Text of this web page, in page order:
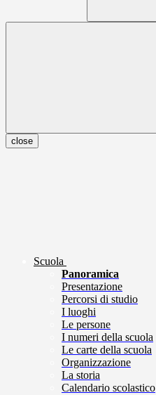
close
Scuola
Panoramica
Presentazione
Percorsi di studio
I luoghi
Le persone
I numeri della scuola
Le carte della scuola
Organizzazione
La storia
Calendario scolastico